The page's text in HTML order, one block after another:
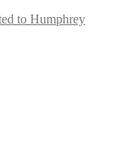
to Humphrey